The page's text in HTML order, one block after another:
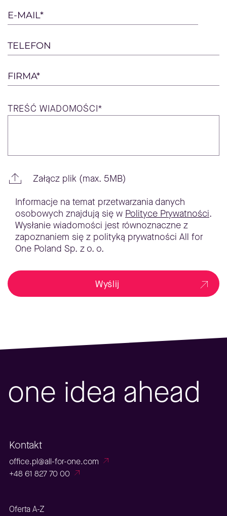
empty.
E-MAIL*
TELEFON
FIRMA*
TREŚĆ WIADOMOŚCI*
Załącz plik (max. 5MB)
Informacje na temat przetwarzania danych
osobowych znajdują się w Polityce Prywatności.
Wysłanie wiadomości jest równoznaczne z
zapoznaniem się z polityką prywatności All for
One Poland Sp. z o. o.
Wyślij
one idea ahead
Kontakt
office.pl@all-for-one.com
+48 61 827 70 00
Oferta A-Z